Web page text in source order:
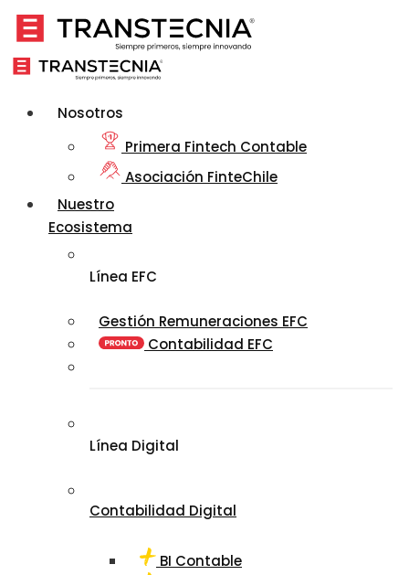
Nosotros
Primera Fintech Contable
Asociación FinteChile
Nuestro
Ecosistema
Línea EFC
Gestión Remuneraciones EFC
Contabilidad EFC
Línea Digital
Contabilidad Digital
BI Contable